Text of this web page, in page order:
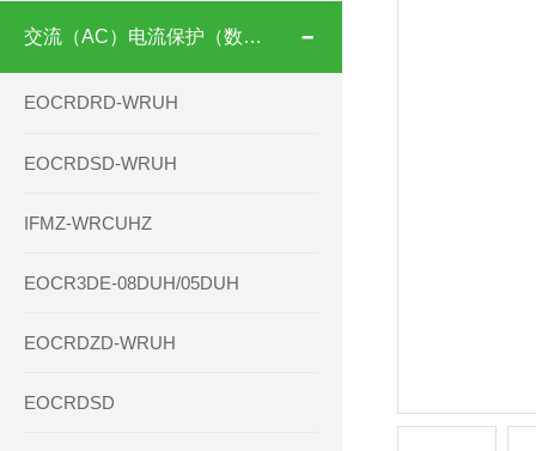
交流（AC）电流保护（数码型）
EOCRDRD-WRUH
EOCRDSD-WRUH
IFMZ-WRCUHZ
EOCR3DE-08DUH/05DUH
EOCRDZD-WRUH
EOCRDSD